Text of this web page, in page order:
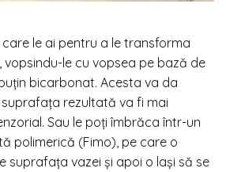
le ai pentru a le transforma
le cu vopsea pe bază de
bicarbonat. Acesta va da
rezultată va fi mai
Sau le poți îmbrăca într-un
polimerică (Fimo), pe care o
suprafața vazei și apoi o lași să se